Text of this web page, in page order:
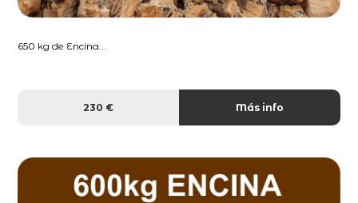
650 kg de Encina...
230 € Más info